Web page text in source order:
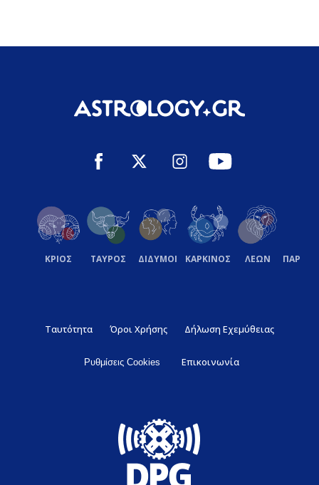
ΚΡΙΟΣ ΤΑΥΡΟΣ ΔΙΔΥΜΟΙ ΚΑΡΚΙΝΟΣ ΛΕΩΝ
Ταυτότητα Όροι Χρήσης Δήλωση Εχεμύθειας
Ρυθμίσεις Cookies Επικοινωνία